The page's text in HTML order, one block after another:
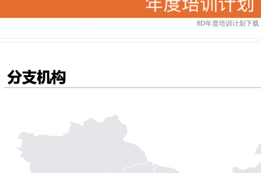
8D年度培训计划下载